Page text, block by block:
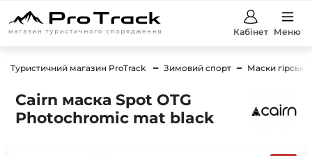
Кабінет Меню
Туристичний магазин ProTrack Зимовий спорт Маски
Cairn маска Spot OTG
Photochromic mat black